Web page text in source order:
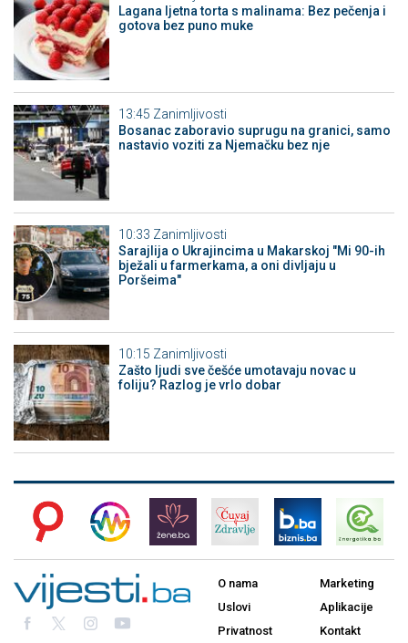
Lagana ljetna torta s malinama: Bez pečenja i
gotova bez puno muke
13:45 Zanimljivosti
Bosanac zaboravio suprugu na granici, samo
nastavio voziti za Njemačku bez nje
10:33 Zanimljivosti
Sarajlija o Ukrajincima u Makarskoj "Mi 90-ih
bježali u farmerkama, a oni divljaju u
Poršeima"
10:15 Zanimljivosti
Zašto ljudi sve češće umotavaju novac u
foliju? Razlog je vrlo dobar
O nama
Uslovi
Privatnost
Marketing
Aplikacije
Kontakt